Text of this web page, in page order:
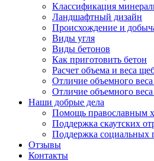
Классификация
Ландшафтный дизайн
Происхождение и
Виды угля
Виды бетонов
Как приготовить бетон
Расчет объема и веса
Отличие объемного
Отличие объемного
Наши добрые дела
Помощь православным
Поддержка скаутских
Поддержка социальных
Отзывы
Контакты